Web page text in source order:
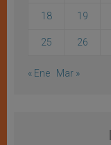
18 19
25 26
« Ene Mar »